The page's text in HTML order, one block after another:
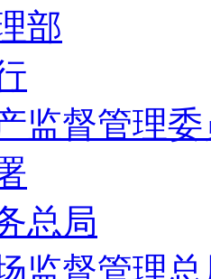
部
监督管理
总局
监督管理